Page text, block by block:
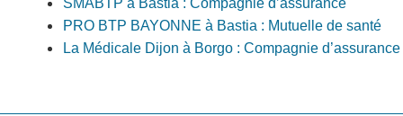
PRO BTP BAYONNE à Bastia : Mutuelle de santé
La Médicale Dijon à Borgo : Compagnie d’assurance